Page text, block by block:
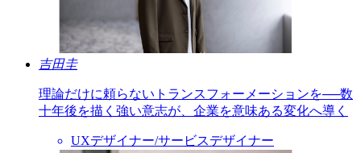
吉田圭
理論だけに頼らないトランスフォーメーションを──数
十年後を描く強い意志が、企業を意味ある変化へ導く
UXデザイナー/サービスデザイナー